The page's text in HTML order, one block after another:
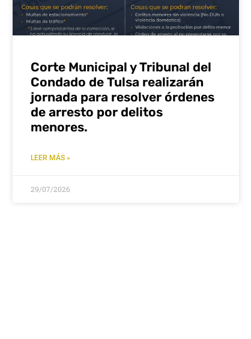
Corte Municipal y Tribunal del
Condado de Tulsa realizarán
jornada para resolver órdenes
de arresto por delitos
menores.
LEER MÁS »
29/07/2026